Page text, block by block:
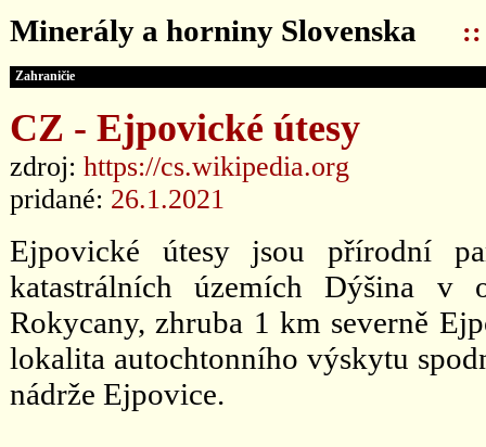
Minerály a horniny Slovenska ::
Zahraničie
CZ - Ejpovické útesy
zdroj: https://cs.wikipedia.org
pridané: 26.1.2021
Ejpovické útesy jsou přírodní
katastrálních územích Dýšina v
Rokycany, zhruba 1 km severně
lokalita autochtonního výskytu
nádrže Ejpovice.